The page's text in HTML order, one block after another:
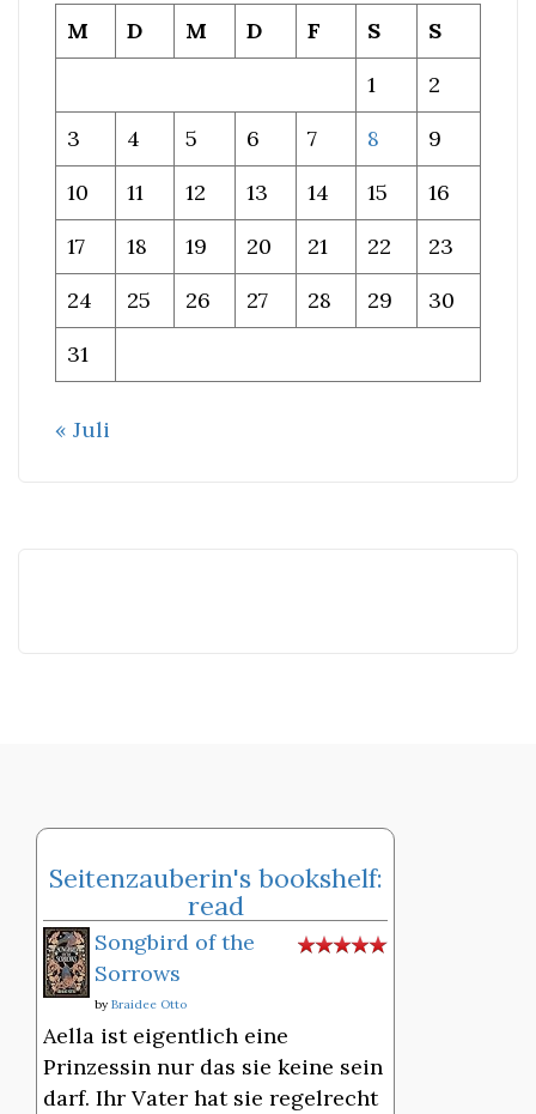
M
D M D F S
S
1
2
3
4 5 6 7 8
9
10
11 12 13 14 15
16
17
18 19 20 21 22
23
24
25 26 27 28 29
30
31
« Juli
Seitenzauberin's bookshelf:
read
Songbird of the
Sorrows
by Braidee Otto
Aella ist eigentlich eine
Prinzessin nur das sie keine sein
darf. Ihr Vater hat sie regelrecht